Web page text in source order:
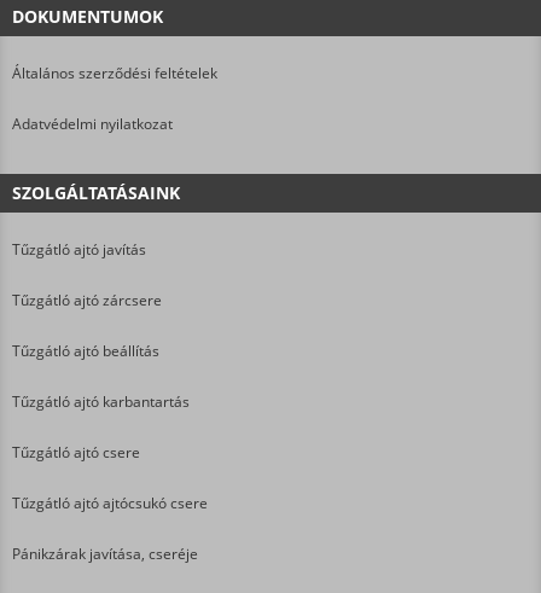
DOKUMENTUMOK
Általános szerződési feltételek
Adatvédelmi nyilatkozat
SZOLGÁLTATÁSAINK
Tűzgátló ajtó javítás
Tűzgátló ajtó zárcsere
Tűzgátló ajtó beállítás
Tűzgátló ajtó karbantartás
Tűzgátló ajtó csere
Tűzgátló ajtó ajtócsukó csere
Pánikzárak javítása, cseréje